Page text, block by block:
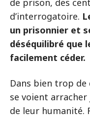
de prison, des
d’interrogatoire.
un prisonnier et
déséquilibré que
facilement céder.
Dans bien trop
se voient arracher
de leur humanité.